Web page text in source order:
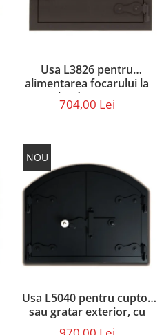
Usa L3826 pentru
alimentarea focarului la
sobe de gatit cu
dimensiunea 38 X 26 cm
704,00 Lei
NOU
Usa L5040 pentru cuptor
sau gratar exterior, cu
dimensiunile 50 x 40 cm